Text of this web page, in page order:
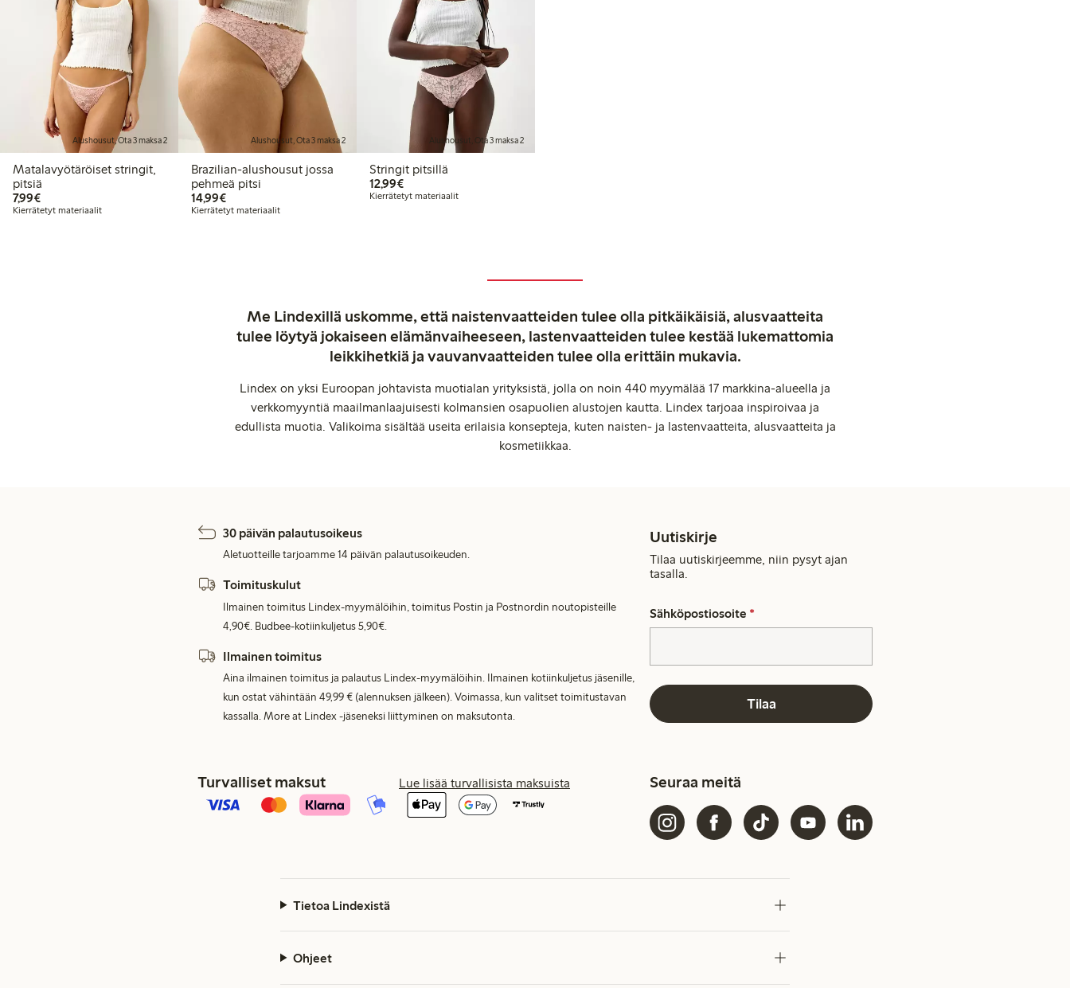
Alushousut, Ota 3 maksa 2
Matalavyötäröiset stringit,
pitsiä
7,99€7,99 €
Kierrätetyt materiaalit
Alushousut, Ota 3 maksa 2
Brazilian-alushousut jossa
pehmeä pitsi
14,99€14,99 €
Kierrätetyt materiaalit
Alushousut, Ota 3 maksa 2
Stringit pitsillä
12,99€12,99 €
Kierrätetyt materiaalit
Me Lindexillä uskomme, että naistenvaatteiden tulee olla pitkäikäisiä, alusvaatteita
tulee löytyä jokaiseen elämänvaiheeseen, lastenvaatteiden tulee kestää lukemattomia
leikkihetkiä ja vauvanvaatteiden tulee olla erittäin mukavia.
Lindex on yksi Euroopan johtavista muotialan yrityksistä, jolla on noin 440 myymälää 17 markkina-alueella ja
verkkomyyntiä maailmanlaajuisesti kolmansien osapuolien alustojen kautta. Lindex tarjoaa inspiroivaa ja
edullista muotia. Valikoima sisältää useita erilaisia konsepteja, kuten naisten- ja lastenvaatteita, alusvaatteita ja
kosmetiikkaa.
30 päivän palautusoikeus
Aletuotteille tarjoamme 14 päivän palautusoikeuden.
Toimituskulut
Ilmainen toimitus Lindex-myymälöihin, toimitus Postin ja Postnordin noutopisteille
4,90€. Budbee-kotiinkuljetus 5,90€.
Ilmainen toimitus
Aina ilmainen toimitus ja palautus Lindex-myymälöihin. Ilmainen kotiinkuljetus jäsenille,
kun ostat vähintään 49,99 € (alennuksen jälkeen). Voimassa, kun valitset toimitustavan
kassalla. More at Lindex -jäseneksi liittyminen on maksutonta.
Uutiskirje
Tilaa uutiskirjeemme, niin pysyt ajan
tasalla.
Sähköpostiosoite *
Tilaa
Turvalliset maksut Lue lisää turvallisista maksuista Seuraa meitä
Tietoa Lindexistä
Ohjeet